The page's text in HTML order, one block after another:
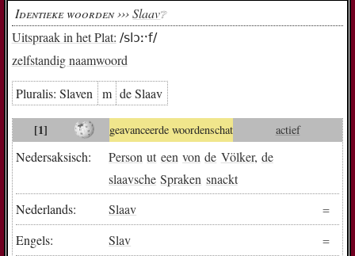
Uitspraak in het Plat: /slɔːˑf/
zelfstandig naamwoord
Pluralis:Sla­ven m de Slaav
[1] geavanceerde woordenschat actief
Nedersaksisch: Person ut een von de Völker, de
slaavsche Spraken snackt
Nederlands:
Slaav
Engels:
Slav
Identieke woorden ››› Slaav❔︎